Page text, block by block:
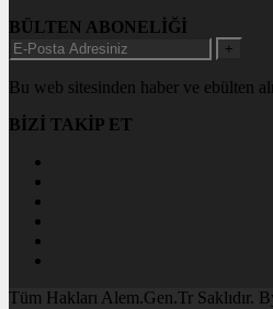
BÜLTEN ABONELİĞİ
+
Bu web sitesinden haber ve ebülten
BİZİ TAKİP ET
Tüm Hakları Alem.Gen.Tr Saklıdır.